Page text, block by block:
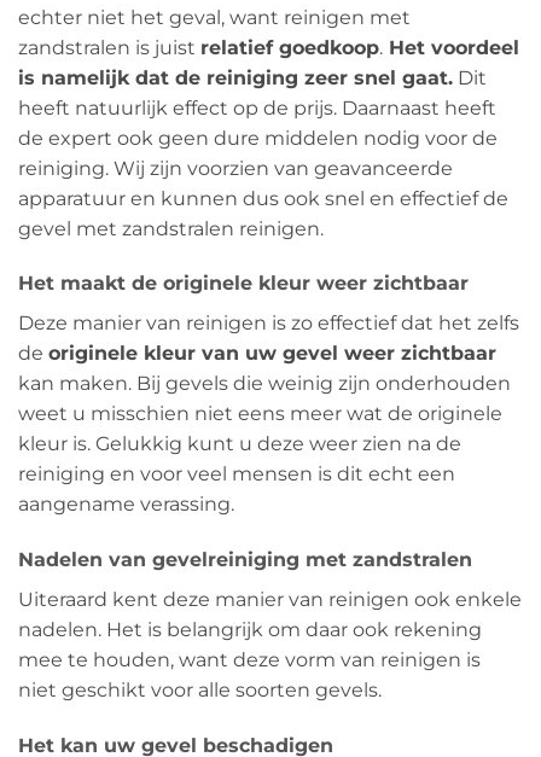
echter niet het geval, want reinigen met
zandstralen is juist relatief goedkoop. Het voordeel
is namelijk dat de reiniging zeer snel gaat. Dit
heeft natuurlijk effect op de prijs. Daarnaast heeft
de expert ook geen dure middelen nodig voor de
reiniging. Wij zijn voorzien van geavanceerde
apparatuur en kunnen dus ook snel en effectief de
gevel met zandstralen reinigen.
Het maakt de originele kleur weer zichtbaar
Deze manier van reinigen is zo effectief dat het zelfs
de originele kleur van uw gevel weer zichtbaar
kan maken. Bij gevels die weinig zijn onderhouden
weet u misschien niet eens meer wat de originele
kleur is. Gelukkig kunt u deze weer zien na de
reiniging en voor veel mensen is dit echt een
aangename verassing.
Nadelen van gevelreiniging met zandstralen
Uiteraard kent deze manier van reinigen ook enkele
nadelen. Het is belangrijk om daar ook rekening
mee te houden, want deze vorm van reinigen is
niet geschikt voor alle soorten gevels.
Het kan uw gevel beschadigen